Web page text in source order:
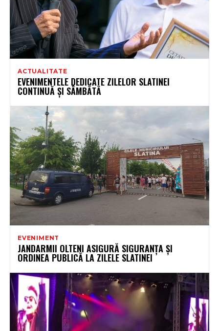
ACTUALITATE
EVENIMENTELE DEDICATE ZILELOR SLATINEI
CONTINUĂ ȘI SÂMBĂTĂ
EVENIMENT
JANDARMII OLTENI ASIGURĂ SIGURANȚA ȘI
ORDINEA PUBLICĂ LA ZILELE SLATINEI